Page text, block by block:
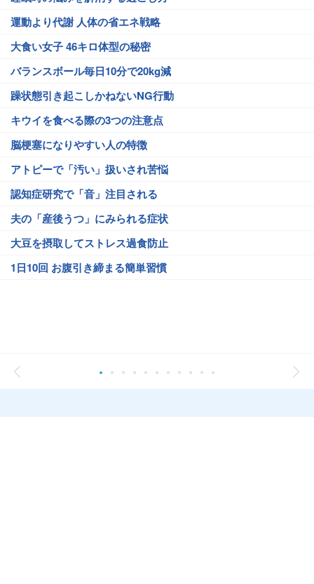
運動より代謝 人体の省エネ戦略
大食い女子 46キロ体型の秘密
バランスボール毎日10分で20kg減
躁状態引き起こしかねないNG行動
キウイを食べる際の3つの注意点
脳梗塞になりやすい人の特徴
アトピーで「汚い」扱いされ苦悩
認知症研究で「音」注目される
夫の「産後うつ」にみられる症状
大豆を摂取してストレス過食防止
1日10回 お腹引き締まる簡単習慣